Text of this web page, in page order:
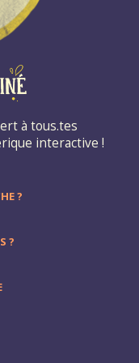
à tous.tes
interactive !
?
?